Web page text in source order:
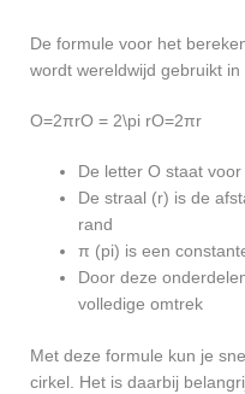
De formule voor het
wordt wereldwijd gebruikt in
O=2πrO = 2\pi rO=2πr
De letter O staat
De straal (r) is de
rand
π (pi) is een
Door deze
volledige omtrek
Met deze formule kun je
cirkel. Het is daarbij